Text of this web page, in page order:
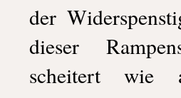
der
dieser
scheitert wie